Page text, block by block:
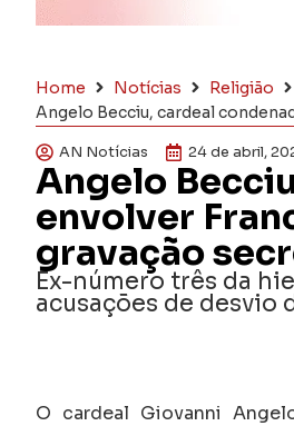
Home Notícias
Religião
Angelo Becciu, cardeal
AN Notícias 24 de abril,
Angelo
envolver
gravação
Ex-número três da
acusações de desvio
O cardeal Giovanni